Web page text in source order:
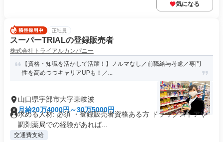
気になる
正社員
スーパーTRIALの登録販売者
株式会社トライアルカンパニー
【資格・知識を活かして活躍！】ノルマなし／前職給与考慮／専⾨
性を⾼めつつキャリアUPも！／...
山口県宇部市大字東岐波
月給20万4000円～30万5000円
求める人材: 必須 ・登録販売者資格ある方 ドラッグストアや
調剤薬局での経験があれば...
交通費支給